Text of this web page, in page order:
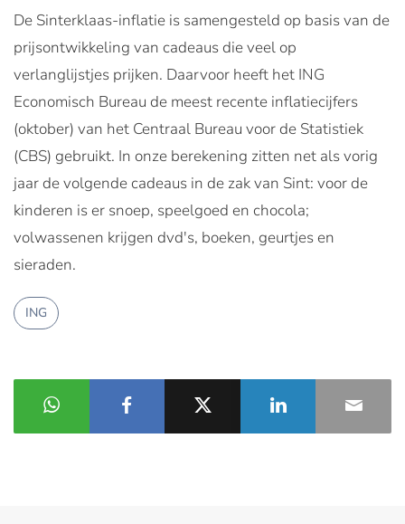
De Sinterklaas-inflatie is samengesteld op basis van de
prijsontwikkeling van cadeaus die veel op
verlanglijstjes prijken. Daarvoor heeft het ING
Economisch Bureau de meest recente inflatiecijfers
(oktober) van het Centraal Bureau voor de Statistiek
(CBS) gebruikt. In onze berekening zitten net als vorig
jaar de volgende cadeaus in de zak van Sint: voor de
kinderen is er snoep, speelgoed en chocola;
volwassenen krijgen dvd's, boeken, geurtjes en
sieraden.
ING